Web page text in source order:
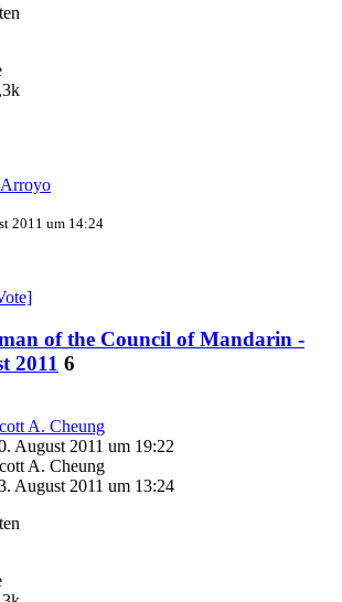
Arroyo
2011 um 14:24
of the Council of Mandarin -
2011 6
A. Cheung
August 2011 um 19:22
A. Cheung
August 2011 um 13:24